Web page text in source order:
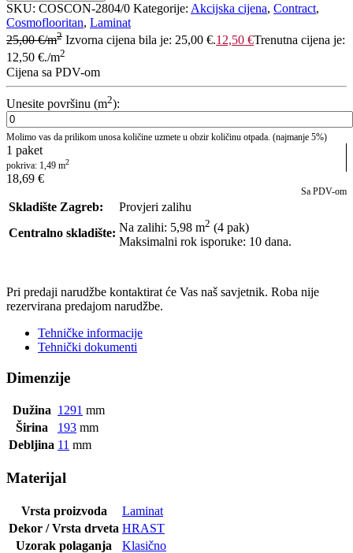
SKU: COSCON-2804/0 Kategorije: Akcijska cijena, Contract,
Cosmoflooritan, Laminat
25,00€/m2 Izvorna cijena bila je: 25,00 €.12,50 €Trenutna cijena je:
12,50 €./m2
Cijena sa PDV-om
Unesite površinu (m2):
Molimo vas da prilikom unosa količine uzmete u obzir količinu otpada. (najmanje 5%)
1 paket
pokriva: 1,49 m2
18,69 €
Sa PDV-om
Skladište Zagreb:
Provjeri zalihu
Centralno skladište: Na zalihi: 5,98 m2 (4 pak)
Maksimalni rok isporuke: 10 dana.
Pri predaji narudžbe kontaktirat će Vas naš savjetnik. Roba nije
rezervirana predajom narudžbe.
Tehničke informacije
Tehnički dokumenti
Dimenzije
Dužina 1291 mm
Širina
193 mm
Debljina 11 mm
Materijal
Vrsta proizvoda
Laminat
Dekor / Vrsta drveta HRAST
Uzorak polaganja
Klasično